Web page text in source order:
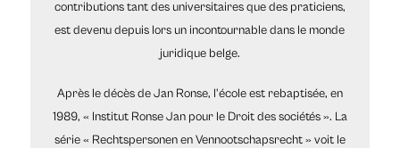
contributions tant des universitaires que des praticiens,
est devenu depuis lors un incontournable dans le monde
juridique belge.
Après le décès de Jan Ronse, l'école est rebaptisée, en
1989, « Institut Ronse Jan pour le Droit des sociétés ». La
série « Rechtspersonen en Vennootschapsrecht » voit le